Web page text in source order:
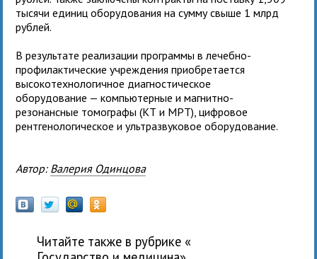
тысячи единиц оборудования на сумму свыше 1 млрд
рублей.
В результате реализации программы в лечебно-
профилактические учреждения приобретается
высокотехнологичное диагностическое
оборудование — компьютерные и магнитно-
резонансные томографы (КТ и МРТ), цифровое
рентгенологическое и ультразвуковое оборудование.
Автор: Валерия Одинцова
Читайте также в рубрике «